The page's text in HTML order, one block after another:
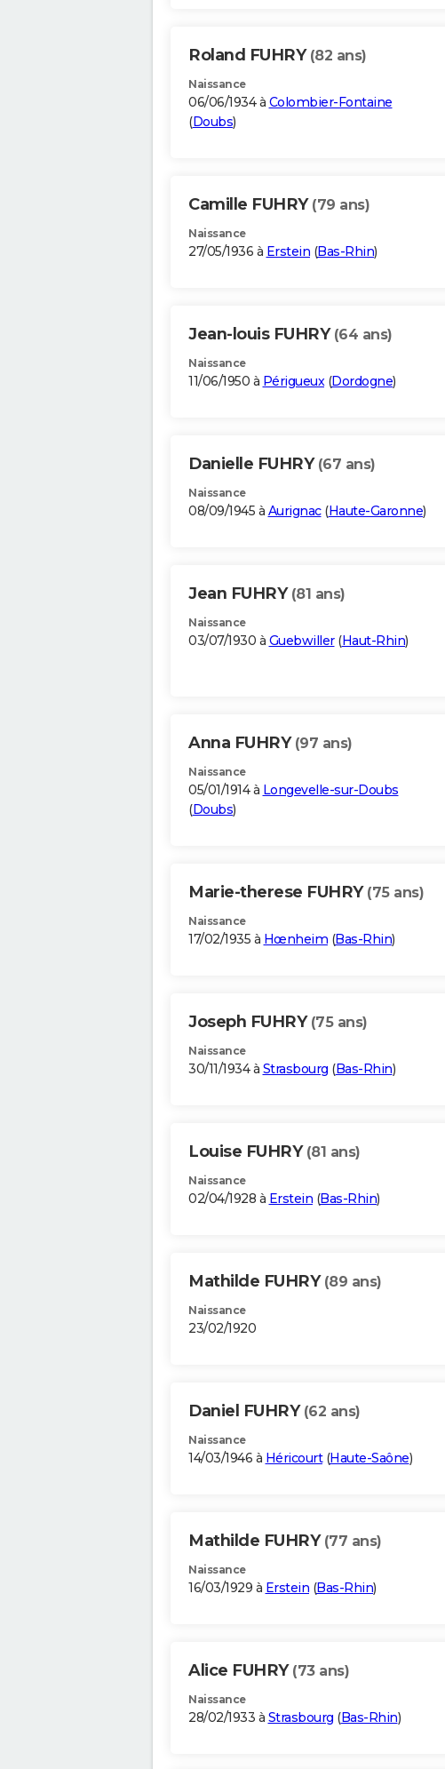
Roland FUHRY (82 ans)
Naissance
06/06/1934 à Colombier-Fontaine
(Doubs)
Camille FUHRY (79 ans)
Naissance
27/05/1936 à Erstein (Bas-Rhin)
Jean-louis FUHRY (64 ans)
Naissance
11/06/1950 à Périgueux(Dordogne)
Danielle FUHRY (67 ans)
Naissance
08/09/1945 à Aurignac(Haute-Garonne)
Jean FUHRY (81 ans)
Naissance
03/07/1930 à Guebwiller(Haut-Rhin)
Anna FUHRY (97 ans)
Naissance
05/01/1914 à Longevelle-sur-Doubs
(Doubs)
Marie-therese FUHRY (75 ans)
Naissance
17/02/1935 à Hœnheim (Bas-Rhin)
Joseph FUHRY (75 ans)
Naissance
30/11/1934 à Strasbourg (Bas-Rhin)
Louise FUHRY (81 ans)
Naissance
02/04/1928 à Erstein (Bas-Rhin)
Mathilde FUHRY (89 ans)
Naissance
23/02/1920
Daniel FUHRY (62 ans)
Naissance
14/03/1946 à Héricourt(Haute-Saône)
Mathilde FUHRY (77 ans)
Naissance
16/03/1929 à Erstein (Bas-Rhin)
Alice FUHRY (73 ans)
Naissance
28/02/1933 à Strasbourg (Bas-Rhin)